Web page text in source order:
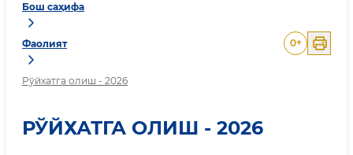
Бош саҳифа
Фаолият
Рўйхатга олиш - 2026
0+
РЎЙХАТГА ОЛИШ - 2026